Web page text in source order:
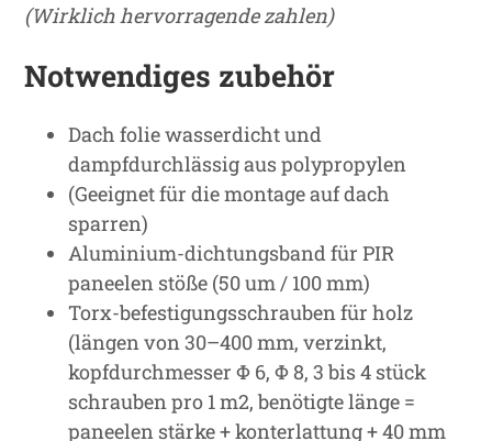
(Wirklich hervorragende zahlen)
Notwendiges zubehör
Dach folie wasserdicht und
dampfdurchlässig aus polypropylen
(Geeignet für die montage auf dach
sparren)
Aluminium-dichtungsband für PIR
paneelen stöße (50 um / 100 mm)
Torx-befestigungsschrauben für holz
(längen von 30–400 mm, verzinkt,
kopfdurchmesser Φ 6, Φ 8, 3 bis 4 stück
schrauben pro 1 m2, benötigte länge =
paneelen stärke + konterlattung + 40 mm